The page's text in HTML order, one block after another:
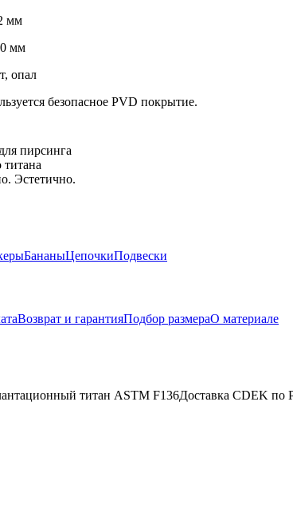
мм
мм
опал
безопасное PVD покрытие.
пирсинга
Эстетично.
БананыЦепочкиПодвески
Возврат и гарантияПодбор размераО материале
титан ASTM F136Доставка CDEK